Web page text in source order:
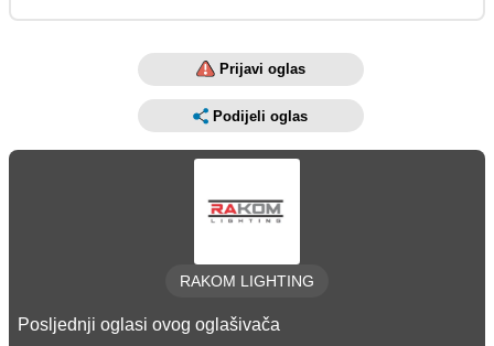
Prijavi oglas
Podijeli oglas
RAKOM LIGHTING
Posljednji oglasi ovog oglašivača